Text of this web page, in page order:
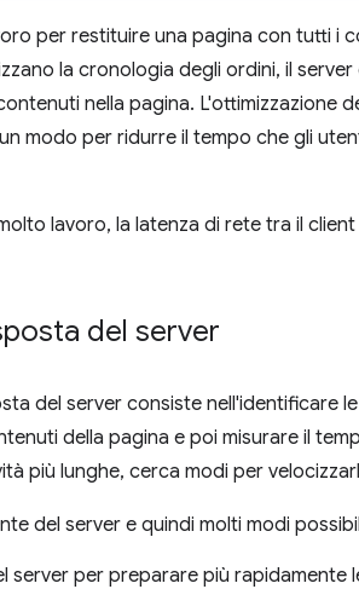
per restituire una pagina con tutti i
la cronologia degli ordini, il
nella pagina. L'ottimizzazione
modo per ridurre il tempo che gli
lavoro, la latenza di rete tra il
del server
del server consiste nell'identificare
della pagina e poi misurare il
più lunghe, cerca modi per
del server e quindi molti modi
server per preparare più rapidamente